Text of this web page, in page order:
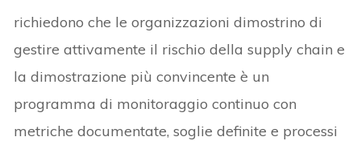
richiedono che le organizzazioni dimostrino di
gestire attivamente il rischio della supply chain e
la dimostrazione più convincente è un
programma di monitoraggio continuo con
metriche documentate, soglie definite e processi